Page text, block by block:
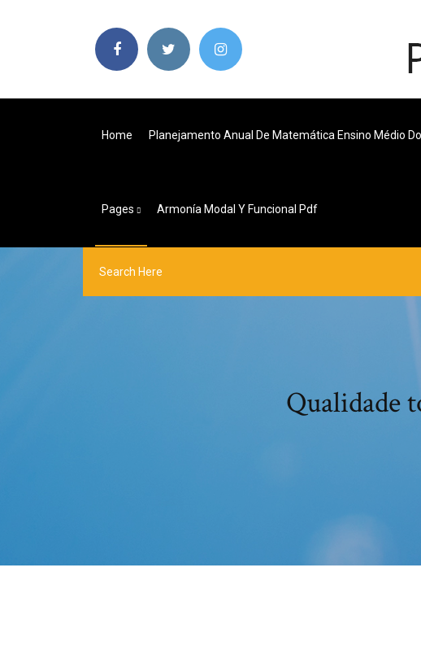
Home Planejamento Anual De Matemática Ensino Médio
Pages Armonía Modal Y Funcional Pdf
Qualidade